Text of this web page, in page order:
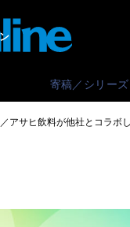
寄稿／シリーズ
アサヒ飲料が他社とコラボ